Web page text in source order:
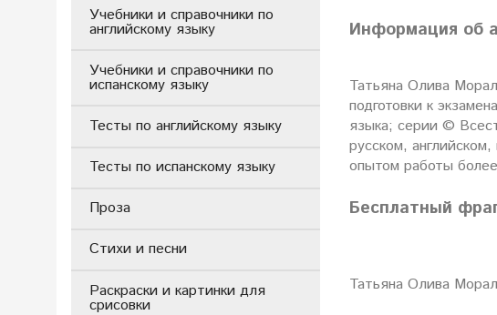
Информация об
Татьяна Олива
подготовки к
языка; серии ©
русском,
опытом работы
Бесплатный
Татьяна Олива
Учебники и справочники по
английскому языку
Учебники и справочники по
испанскому языку
Тесты по английскому языку
Тесты по испанскому языку
Проза
Стихи и песни
Раскраски и картинки для
срисовки